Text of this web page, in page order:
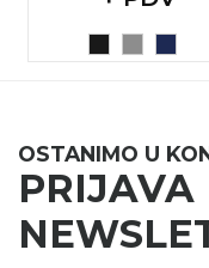
OSTANIMO U